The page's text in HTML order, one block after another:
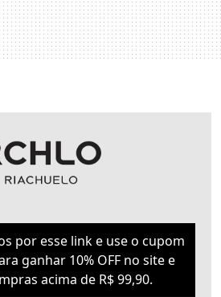
por esse link e use o cupom
ganhar 10% OFF no site e
acima de R$ 99,90.